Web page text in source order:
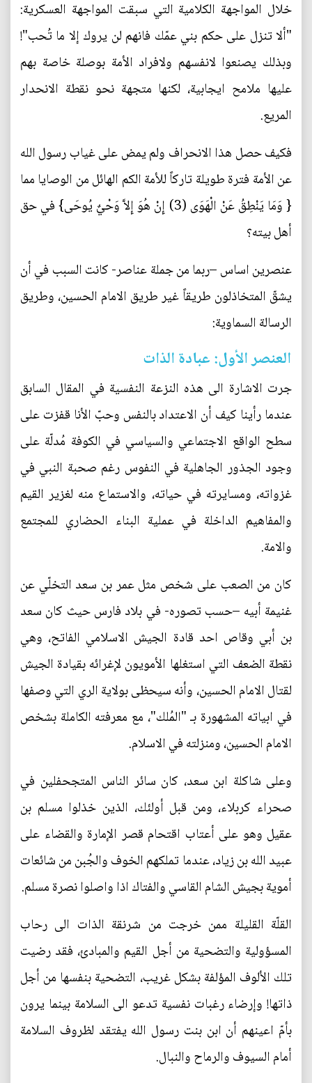
خلال المواجهة الكلامية التي سبقت المواجهة العسكرية:
"ألا تنزل على حكم بني عمّك فانهم لن يروك إلا ما تُحب"!
وبذلك يصنعوا لانفسهم ولافراد الأمة بوصلة خاصة بهم
عليها ملامح ايجابية، لكنها متجهة نحو نقطة الانحدار
المريع.
فكيف حصل هذا الانحراف ولم يمض على غياب رسول الله
عن الأمة فترة طويلة تاركاً للأمة الكم الهائل من الوصايا مما
{ وَمَا يَنْطِقُ عَنْ الْهَوَى (3) إِنْ هُوَ إِلاَّ وَحْيٌ يُوحَى} في حق
أهل بيته؟
عنصرين اساس –ربما من جملة عناصر- كانت السبب في أن
يشقّ المتخاذلون طريقاً غير طريق الامام الحسين، وطريق
الرسالة السماوية:
العنصر الأول: عبادة الذات
جرت الاشارة الى هذه النزعة النفسية في المقال السابق
عندما رأينا كيف أن الاعتداد بالنفس وحبّ الأنا قفزت على
سطح الواقع الاجتماعي والسياسي في الكوفة مُدلّة على
وجود الجذور الجاهلية في النفوس رغم صحبة النبي في
غزواته، ومسايرته في حياته، والاستماع منه لغزير القيم
والمفاهيم الداخلة في عملية البناء الحضاري للمجتمع
والامة.
كان من الصعب على شخص مثل عمر بن سعد التخلّي عن
غنيمة أبيه –حسب تصوره- في بلاد فارس حيث كان سعد
بن أبي وقاص احد قادة الجيش الاسلامي الفاتح، وهي
نقطة الضعف التي استغلها الأمويون لإغرائه بقيادة الجيش
لقتال الامام الحسين، وأنه سيحظى بولاية الري التي وصفها
في ابياته المشهورة بـ "المُلك"، مع معرفته الكاملة بشخص
الامام الحسين، ومنزلته في الاسلام.
وعلى شاكلة ابن سعد، كان سائر الناس المتجحفلين في
صحراء كربلاء، ومن قبل أولئك، الذين خذلوا مسلم بن
عقيل وهو على أعتاب اقتحام قصر الإمارة والقضاء على
عبيد الله بن زياد، عندما تملكهم الخوف والجُبن من شائعات
أموية بجيش الشام القاسي والفتاك اذا واصلوا نصرة مسلم.
القلّة القليلة ممن خرجت من شرنقة الذات الى رحاب
المسؤولية والتضحية من أجل القيم والمبادئ، فقد رضيت
تلك الألوف المؤلفة بشكل غريب، التضحية بنفسها من أجل
ذاتها! وإرضاء رغبات نفسية تدعو الى السلامة بينما يرون
بأمّ اعينهم أن ابن بنت رسول الله يفتقد لظروف السلامة
أمام السيوف والرماح والنبال.